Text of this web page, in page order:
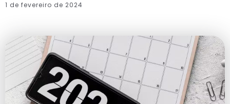
1 de fevereiro de 2024